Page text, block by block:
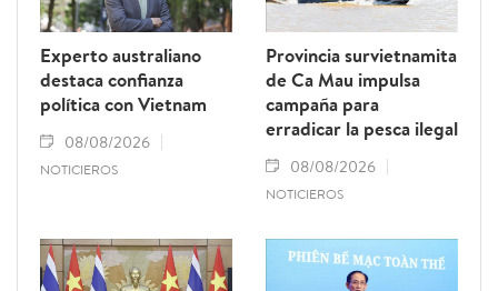
Experto australiano
destaca confianza
política con Vietnam
08/08/2026
NOTICIEROS
Provincia survietnamita
de Ca Mau impulsa
campaña para
erradicar la pesca ilegal
08/08/2026
NOTICIEROS